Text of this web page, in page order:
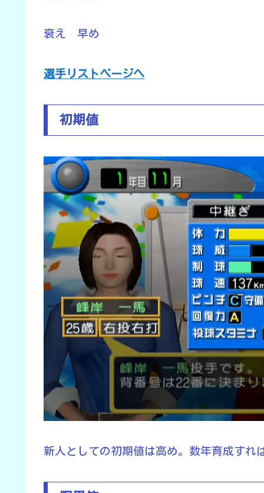
衰え 早め
選手リストページへ
初期値
新人としての初期値は高め。数年育成すれ